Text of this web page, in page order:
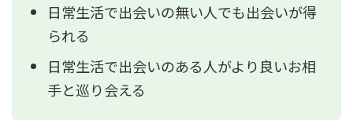
日常生活で出会いの無い人でも出会いが得
られる
日常生活で出会いのある人がより良いお相
手と巡り会える